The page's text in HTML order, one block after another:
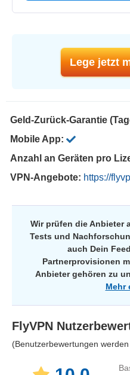
Lege jetzt
Geld-Zurück-Garantie
Mobile App:
Anzahl an Geräten pro
VPN-Angebote: https://
Wir prüfen die Anbieter
Tests und
auch Dein
Partnerprovisionen
Anbieter gehören zu
Mehr
FlyVPN
(Benutzerbewertungen